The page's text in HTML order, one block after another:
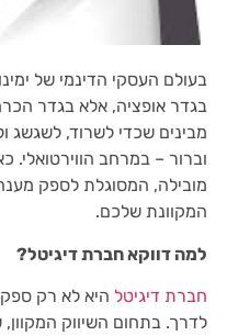
בעולם העסקי הדינמי של
בגדר אופציה, אלא בגדר
מבינים שכדי לשרוד, לשגשג
וברור – במרחב הווירטואלי.
מובילה, המסוגלת לספק
המקוונת שלכם.
למה דווקא חברת דיגיטל?
חברת דיגיטל היא לא רק
לדרך. בתחום השיווק